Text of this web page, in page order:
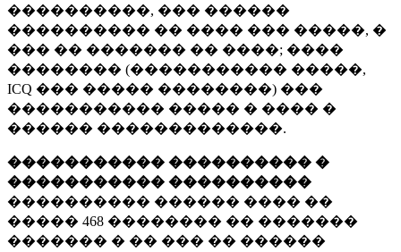
����������, ��� ������
���������� �� ���� ��� �����, �
��� �� ������� �� ����; ����
�������� (����������� �����,
ICQ ��� ����� ��������) ���
����������� ����� � ���� �
������ �������������.
����������� ���������� �
����������� ����������
���������� ������ ���� ��
����� 468 �������� �� �������
������� � �� ��� �� ������